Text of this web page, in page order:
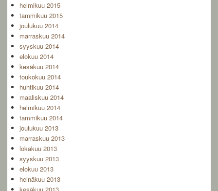
helmikuu 2015
tammikuu 2015
joulukuu 2014
marraskuu 2014
syyskuu 2014
elokuu 2014
kesäkuu 2014
toukokuu 2014
huhtikuu 2014
maaliskuu 2014
helmikuu 2014
tammikuu 2014
joulukuu 2013
marraskuu 2013
lokakuu 2013
syyskuu 2013
elokuu 2013
heinäkuu 2013